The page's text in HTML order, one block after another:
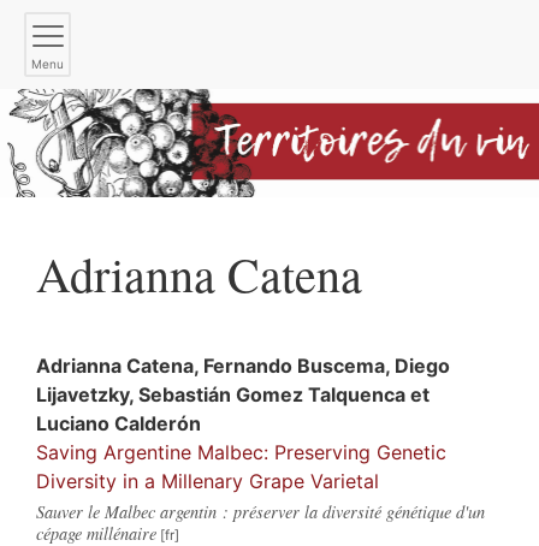
Menu
Adrianna Catena
Adrianna Catena, Fernando Buscema, Diego
Lijavetzky, Sebastián Gomez Talquenca et
Luciano Calderón
Saving Argentine Malbec: Preserving Genetic
Diversity in a Millenary Grape Varietal
Sauver le Malbec argentin : préserver la diversité génétique d'un
cépage millénaire